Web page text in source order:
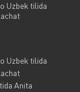
Uzbek tilida
Uzbek tilida
Anita